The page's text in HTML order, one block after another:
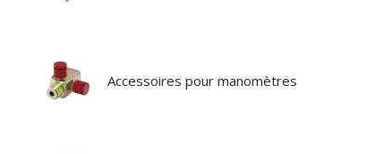
Accessoires pour manomètres